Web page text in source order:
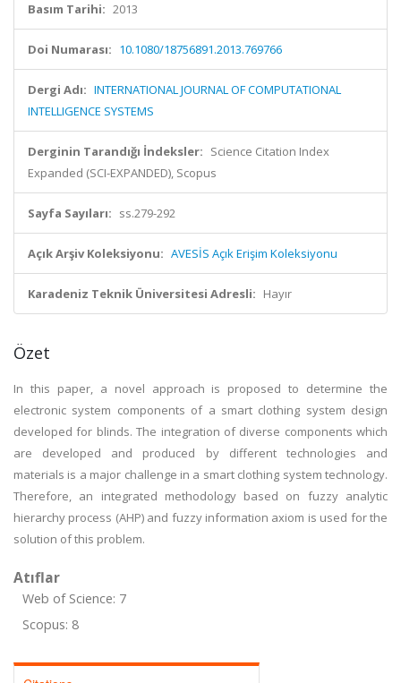
Basım Tarihi: 2013
Doi Numarası: 10.1080/18756891.2013.769766
Dergi Adı: INTERNATIONAL JOURNAL OF COMPUTATIONAL
INTELLIGENCE SYSTEMS
Derginin Tarandığı İndeksler: Science Citation Index
Expanded (SCI-EXPANDED), Scopus
Sayfa Sayıları: ss.279-292
Açık Arşiv Koleksiyonu: AVESİS Açık Erişim Koleksiyonu
Karadeniz Teknik Üniversitesi Adresli: Hayır
Özet
In this paper, a novel approach is proposed to determine the
electronic system components of a smart clothing system design
developed for blinds. The integration of diverse components which
are developed and produced by different technologies and
materials is a major challenge in a smart clothing system technology.
Therefore, an integrated methodology based on fuzzy analytic
hierarchy process (AHP) and fuzzy information axiom is used for the
solution of this problem.
Atıflar
Web of Science: 7
Scopus: 8